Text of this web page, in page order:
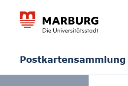
Postkartensammlung